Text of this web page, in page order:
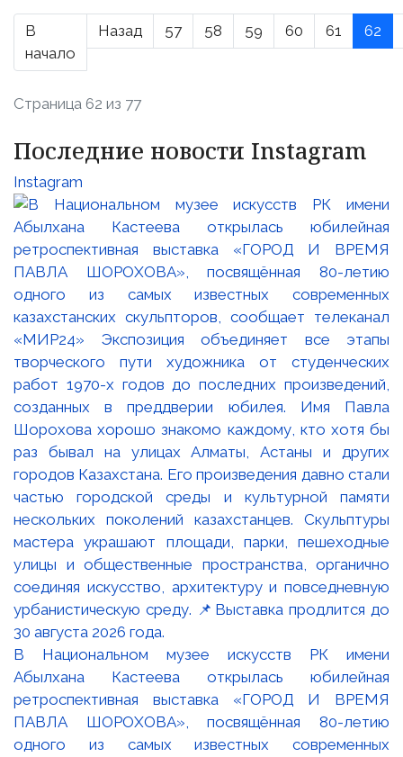
В
начало
Назад 57 58 59 60 61 62
Страница 62 из 77
Последние новости Instagram
Instagram
В Национальном музее искусств РК имени
Абылхана Кастеева открылась юбилейная
ретроспективная выставка «ГОРОД И ВРЕМЯ
ПАВЛА ШОРОХОВА», посвящённая 80-летию
одного из самых известных современных